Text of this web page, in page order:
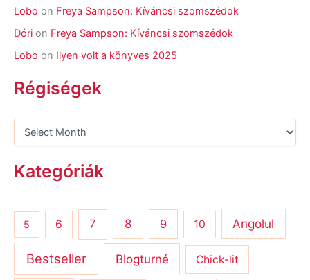
Lobo on Freya Sampson: Kíváncsi szomszédok
Dóri on Freya Sampson: Kíváncsi szomszédok
Lobo on Ilyen volt a könyves 2025
Régiségek
Kategóriák
5 6 7 8 9 10 Angolul
Bestseller Blogturné Chick-lit